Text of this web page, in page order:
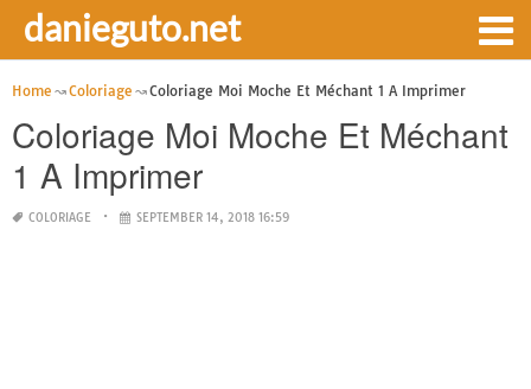
danieguto.net
Home Coloriage Coloriage Moi Moche Et Méchant 1 A Imprimer
Coloriage Moi Moche Et Méchant
1 A Imprimer
COLORIAGE SEPTEMBER 14, 2018 16:59